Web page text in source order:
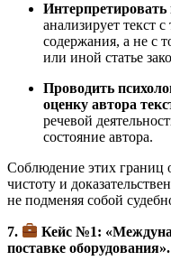
анализирует текст
содержания, а не с
или иной статье
Проводить
оценку автора
речевой
состояние автора.
Соблюдение этих границ
чистоту и
не подменяя собой
7.
Кейс №1:
поставке оборудования».